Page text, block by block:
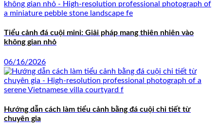
Tiểu cảnh đá cuội mini: Giải pháp mang thiên nhiên vào
không gian nhỏ
06/16/2026
Hướng dẫn cách làm tiểu cảnh bằng đá cuội chi tiết từ
chuyên gia